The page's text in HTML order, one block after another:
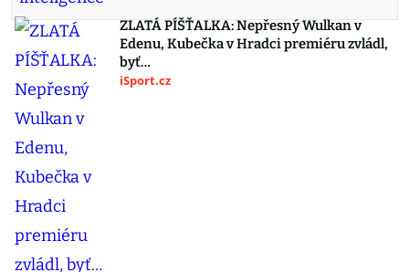
ZLATÁ PÍŠŤALKA: Nepřesný Wulkan v
Edenu, Kubečka v Hradci premiéru zvládl,
byť…
iSport.cz